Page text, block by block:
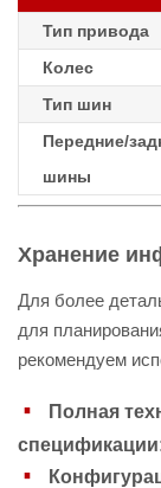
Тип привода
Колес
Тип шин
Передние/
шины
Хранение
Для более
для
рекомендуем
Полная